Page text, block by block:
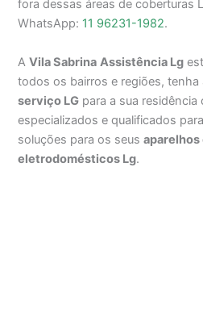
fora dessas áreas de coberturas
WhatsApp: 11 96231-1982.
AVila Sabrina Assistência Lg
todos os bairros e regiões,
serviço LG para a sua
especializados e qualificados
soluções para os seus
eletrodomésticos Lg.